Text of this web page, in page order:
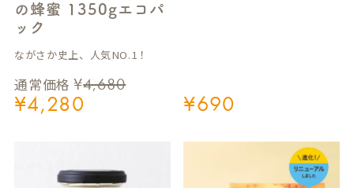
の蜂蜜 1350gエコパ
ック
通常価格 ¥4,680
¥4,280
ながさか史上、人気NO.1！
¥690